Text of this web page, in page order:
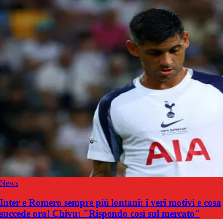
News
Inter e Romero sempre più lontani: i veri motivi e cosa
succede ora! Chivu: "Rispondo così sul mercato"